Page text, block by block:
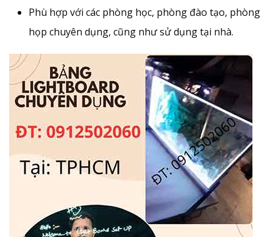
Phù hợp với các phòng học, phòng đào tạo, phòng
họp chuyên dụng, cũng như sử dụng tại nhà.